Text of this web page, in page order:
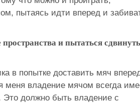
пытаясь идти вперед и
и пытаться сдвинуть
в попытке доставить мяч
владение мячом всегда
Это должно быть владение с